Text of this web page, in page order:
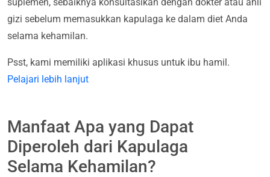
gizi sebelum memasukkan kapulaga ke dalam diet Anda
selama kehamilan.
Psst, kami memiliki aplikasi khusus untuk ibu hamil.
Pelajari lebih lanjut
Manfaat Apa yang Dapat
Diperoleh dari Kapulaga
Selama Kehamilan?